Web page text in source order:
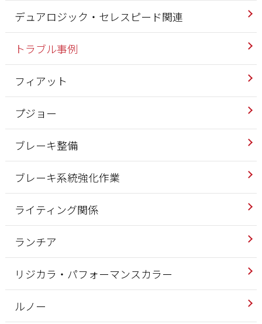
デュアロジック・セレスピード関連
トラブル事例
フィアット
プジョー
ブレーキ整備
ブレーキ系統強化作業
ライティング関係
ランチア
リジカラ・パフォーマンスカラー
ルノー